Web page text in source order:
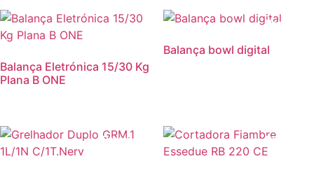
Balança Eletrónica 15/30 Kg
Plana B ONE
Balança bowl digital
Promoção!